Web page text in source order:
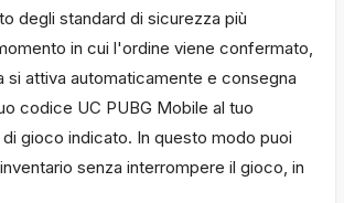
degli standard di sicurezza più
in cui l'ordine viene confermato,
si attiva automaticamente e consegna
codice UC PUBG Mobile al tuo
gioco indicato. In questo modo puoi
senza interrompere il gioco, in